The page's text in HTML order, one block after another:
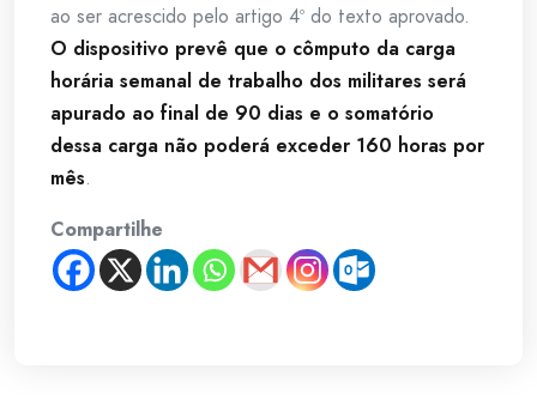
ao ser acrescido pelo artigo 4º do texto aprovado.
O dispositivo prevê que o cômputo da carga
horária semanal de trabalho dos militares será
apurado ao final de 90 dias e o somatório
dessa carga não poderá exceder 160 horas por
mês.
Compartilhe